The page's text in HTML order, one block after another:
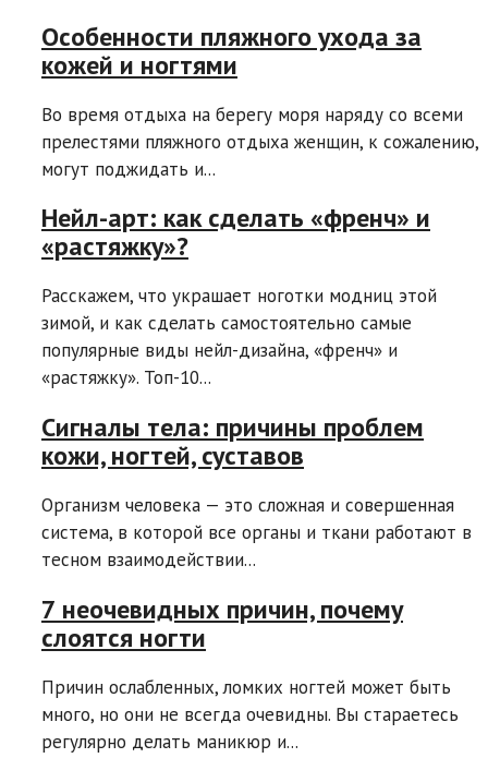
Особенности пляжного ухода за
кожей и ногтями
Во время отдыха на берегу моря наряду со всеми
прелестями пляжного отдыха женщин, к сожалению,
могут поджидать и...
Нейл-арт: как сделать «френч» и
«растяжку»?
Расскажем, что украшает ноготки модниц этой
зимой, и как сделать самостоятельно самые
популярные виды нейл-дизайна, «френч» и
«растяжку». Топ-10...
Сигналы тела: причины проблем
кожи, ногтей, суставов
Организм человека — это сложная и совершенная
система, в которой все органы и ткани работают в
тесном взаимодействии...
7 неочевидных причин, почему
слоятся ногти
Причин ослабленных, ломких ногтей может быть
много, но они не всегда очевидны. Вы стараетесь
регулярно делать маникюр и...